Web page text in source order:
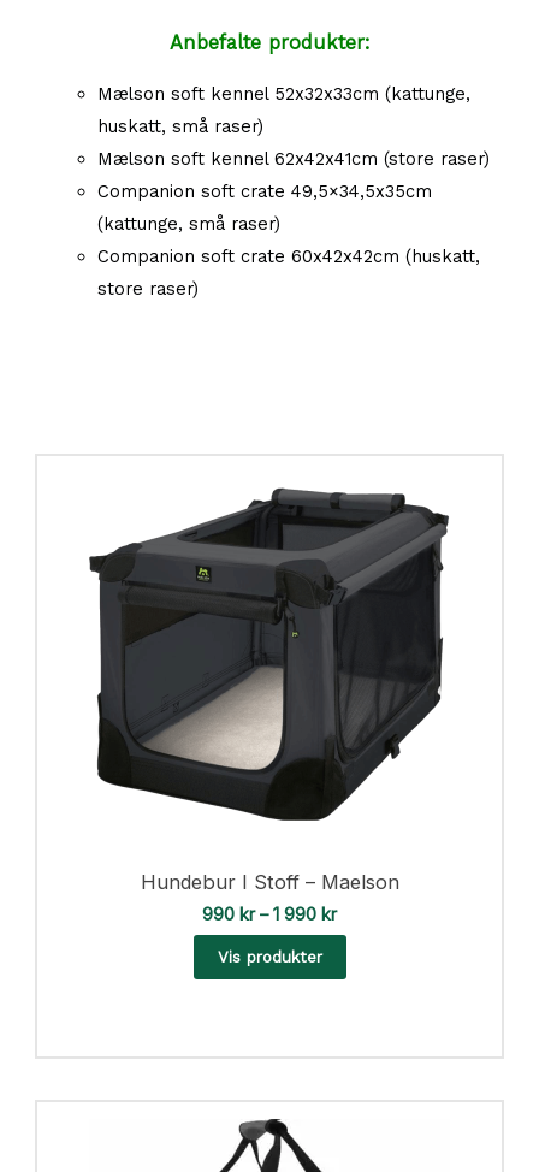
Anbefalte produkter:
Mælson soft kennel 52x32x33cm (kattunge,
huskatt, små raser)
Mælson soft kennel 62x42x41cm (store raser)
Companion soft crate 49,5×34,5x35cm
(kattunge, små raser)
Companion soft crate 60x42x42cm (huskatt,
store raser)
Hundebur I Stoff – Maelson
990 kr – 1 990 krP
r
s
å
e
Vis produkter